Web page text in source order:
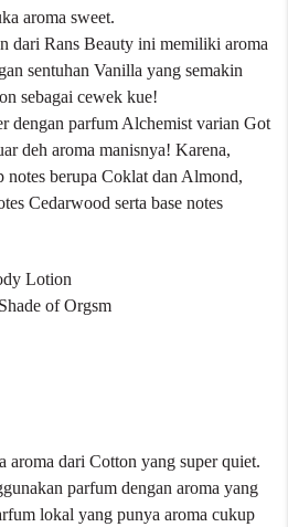
aroma sweet.
dari Rans Beauty ini memiliki aroma
sentuhan Vanilla yang semakin
sebagai cewek kue!
dengan parfum Alchemist varian Got
deh aroma manisnya! Karena,
notes berupa Coklat dan Almond,
Cedarwood serta base notes
Lotion
of Orgsm
aroma dari Cotton yang super quiet.
parfum dengan aroma yang
lokal yang punya aroma cukup